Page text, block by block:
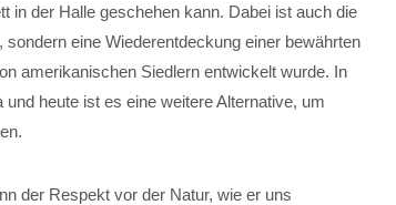
in der Halle geschehen kann. Dabei ist auch die
eine Wiederentdeckung einer bewährten
amerikanischen Siedlern entwickelt wurde. In
heute ist es eine weitere Alternative, um
der Respekt vor der Natur, wie er uns